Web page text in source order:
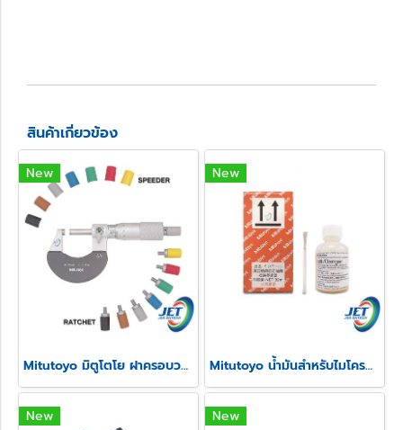
สินค้าเกี่ยวข้อง
New
Mitutoyo มิตูโตโย ฝาครอบวงล้อและสปีดเดอร์ไมโครมิเตอร์
New
Mitutoyo น้ำมันสำหรับไมโครมิเตอร์
New New